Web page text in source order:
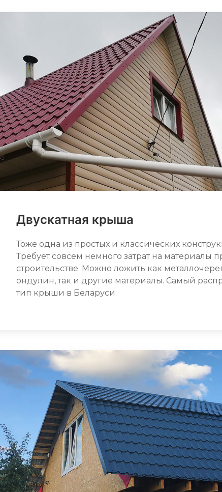
Двускатная крыша
Тоже одна из простых и классических
Требует совсем немного затрат на материалы
строительстве. Можно ложить как
ондулин, так и другие материалы. Самый
тип крыши в Беларуси.